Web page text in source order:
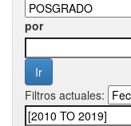
por
Filtros actuales: